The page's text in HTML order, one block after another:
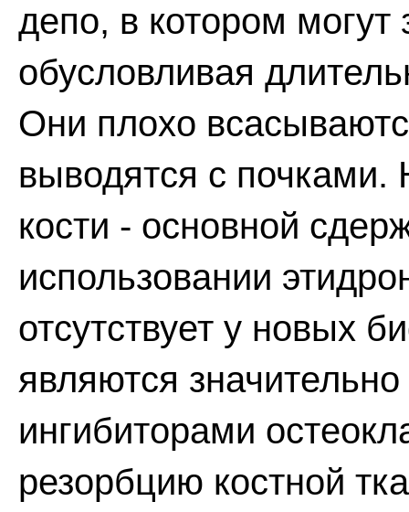
депо, в котором
обусловливая
Они плохо
выводятся с
кости - основной
использовании
отсутствует у новых
являются
ингибиторами
резорбцию костной